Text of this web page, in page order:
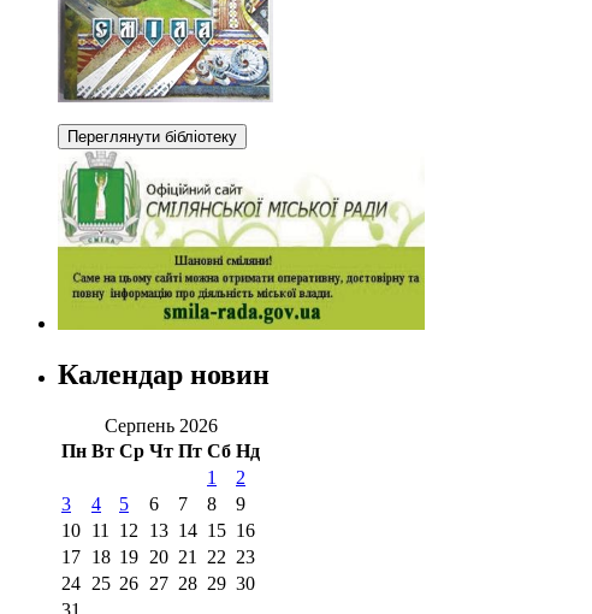
Календар новин
Серпень 2026
Пн Вт Ср Чт Пт Сб Нд
1
2
3
4 5 6 7 8
9
10 11 12 13 14 15 16
17 18 19 20 21 22 23
24 25 26 27 28 29 30